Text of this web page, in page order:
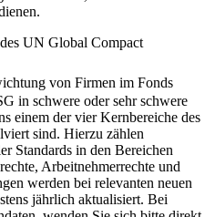
UN Global Compact
von Firmen im Fonds
in schwere oder sehr schwere
einem der vier Kernbereiche des
sind. Hierzu zählen
Standards in den Bereichen
Arbeitnehmerrechte und
werden bei relevanten neuen
jährlich aktualisiert. Bei